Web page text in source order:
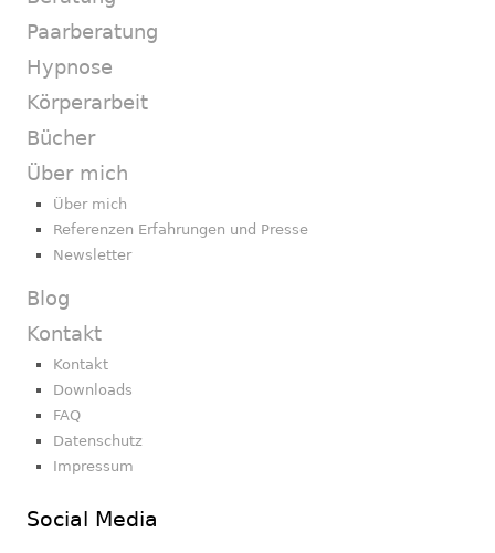
Paarberatung
Hypnose
Körperarbeit
Bücher
Über mich
Über mich
Referenzen Erfahrungen und Presse
Newsletter
Blog
Kontakt
Kontakt
Downloads
FAQ
Datenschutz
Impressum
Social Media